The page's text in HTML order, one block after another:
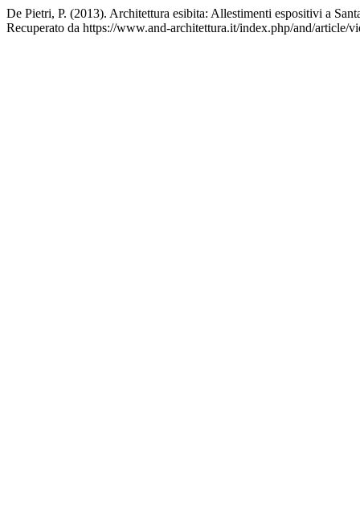
De Pietri, P. (2013). Architettura esibita: Allestimenti espositivi a
Recuperato da https://www.and-architettura.it/index.php/and/article/